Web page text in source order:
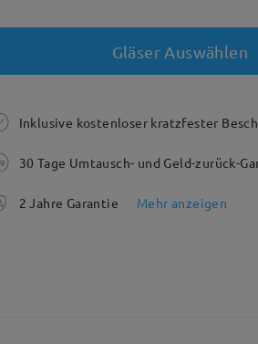
Gläser Auswählen
Inklusive kostenloser kratzfester
30 Tage Umtausch- und Geld-zurück-
2 Jahre Garantie Mehr anzeigen